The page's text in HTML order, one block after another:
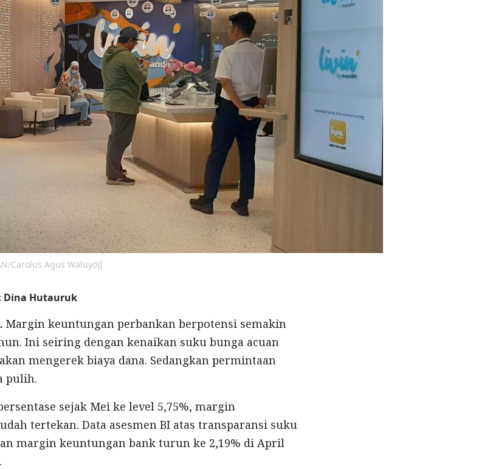
Carolus Agus Waluyo)]
Dina Hutauruk
Margin keuntungan perbankan berpotensi semakin
Ini seiring dengan kenaikan suku bunga acuan
mengerek biaya dana. Sedangkan permintaan
pulih.
sejak Mei ke level 5,75%, margin
tertekan. Data asesmen BI atas transparansi suku
margin keuntungan bank turun ke 2,19% di April